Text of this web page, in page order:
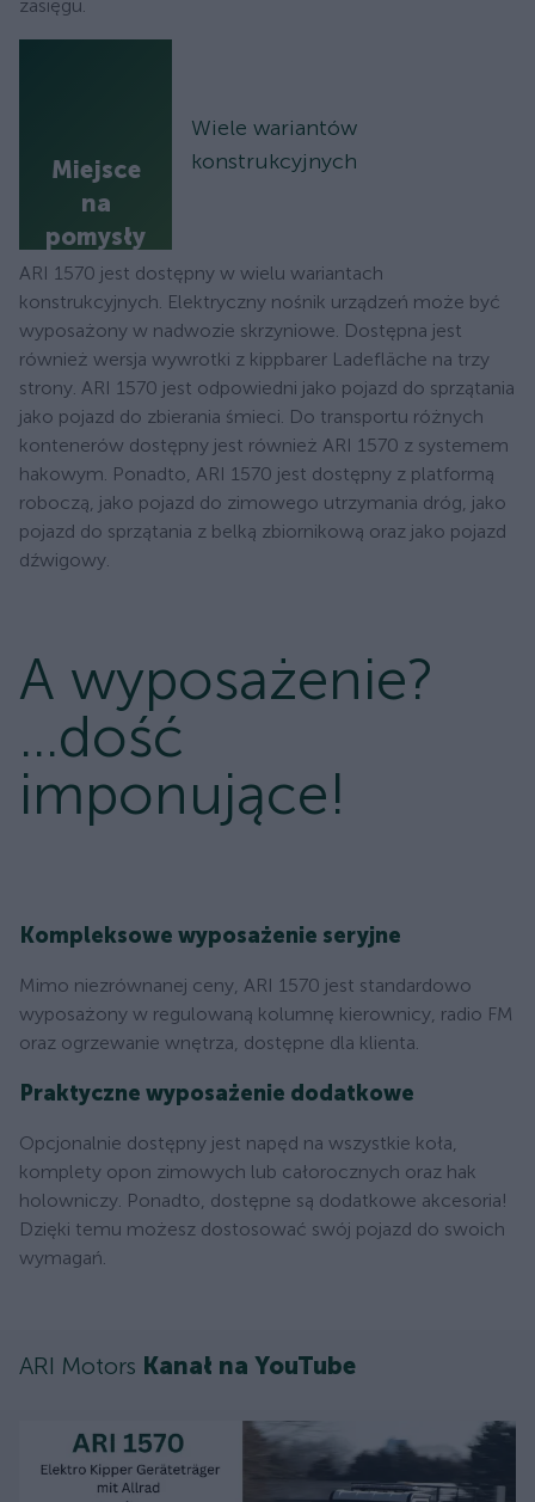
zasięgu.
Miejsce
na
pomysły
Wiele wariantów
konstrukcyjnych
ARI 1570 jest dostępny w wielu wariantach
konstrukcyjnych. Elektryczny nośnik urządzeń może być
wyposażony w nadwozie skrzyniowe. Dostępna jest
również wersja wywrotki z kippbarer Ladefläche na trzy
strony. ARI 1570 jest odpowiedni jako pojazd do sprzątania
jako pojazd do zbierania śmieci. Do transportu różnych
kontenerów dostępny jest również ARI 1570 z systemem
hakowym. Ponadto, ARI 1570 jest dostępny z platformą
roboczą, jako pojazd do zimowego utrzymania dróg, jako
pojazd do sprzątania z belką zbiornikową oraz jako pojazd
dźwigowy.
A wyposażenie?
...dość
imponujące!
Kompleksowe wyposażenie seryjne
Mimo niezrównanej ceny, ARI 1570 jest standardowo
wyposażony w regulowaną kolumnę kierownicy, radio FM
oraz ogrzewanie wnętrza, dostępne dla klienta.
Praktyczne wyposażenie dodatkowe
Opcjonalnie dostępny jest napęd na wszystkie koła,
komplety opon zimowych lub całorocznych oraz hak
holowniczy. Ponadto, dostępne są dodatkowe akcesoria!
Dzięki temu możesz dostosować swój pojazd do swoich
wymagań.
ARI Motors Kanał na YouTube